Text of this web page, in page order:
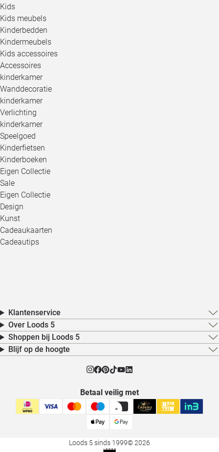
Kids
Kids meubels
Kinderbedden
Kindermeubels
Kids accessoires
Accessoires
kinderkamer
Wanddecoratie
kinderkamer
Verlichting
kinderkamer
Speelgoed
Kinderfietsen
Kinderboeken
Eigen Collectie
Sale
Eigen Collectie
Design
Kunst
Cadeaukaarten
Cadeautips
Klantenservice
Over Loods 5
Shoppen bij Loods 5
Blijf op de hoogte
Betaal veilig met
Loods 5 sinds 1999© 2026